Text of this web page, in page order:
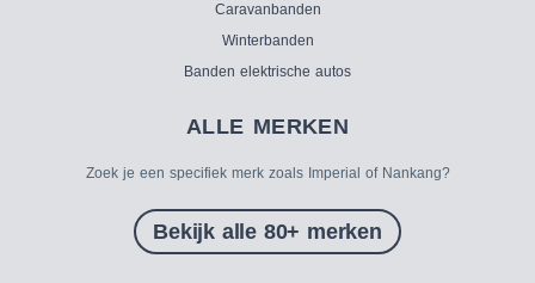
Caravanbanden
Winterbanden
Banden elektrische autos
ALLE MERKEN
Zoek je een specifiek merk zoals Imperial of Nankang?
Bekijk alle 80+ merken